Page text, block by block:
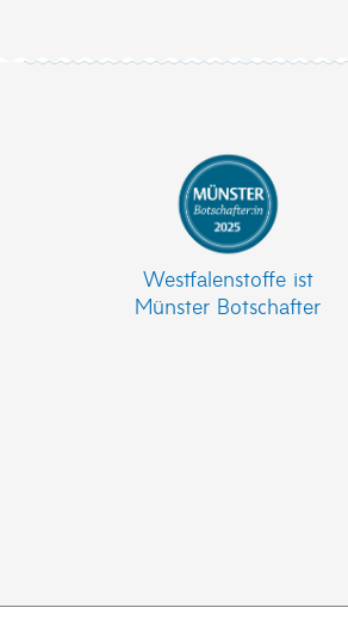
Westfalenstoffe ist
Münster Botschafter